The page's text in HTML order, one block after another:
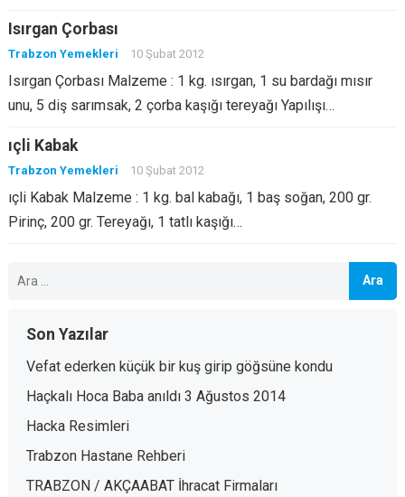
Isırgan Çorbası
Trabzon Yemekleri 10 Şubat 2012
Isırgan Çorbası Malzeme : 1 kg. ısırgan, 1 su bardağı mısır
unu, 5 diş sarımsak, 2 çorba kaşığı tereyağı Yapılışı…
ıçli Kabak
Trabzon Yemekleri 10 Şubat 2012
ıçli Kabak Malzeme : 1 kg. bal kabağı, 1 baş soğan, 200 gr.
Pirinç, 200 gr. Tereyağı, 1 tatlı kaşığı…
Son Yazılar
Vefat ederken küçük bir kuş girip göğsüne kondu
Haçkalı Hoca Baba anıldı 3 Ağustos 2014
Hacka Resimleri
Trabzon Hastane Rehberi
TRABZON / AKÇAABAT İhracat Firmaları